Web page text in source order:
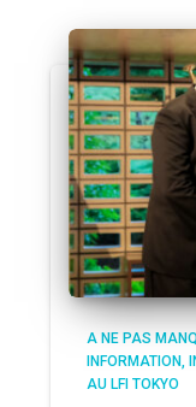
A NE PAS
INFORMATION
AU LFI TOKYO